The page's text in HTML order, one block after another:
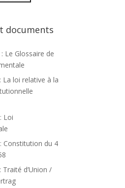
documents
: Le Glossaire de
La loi relative à la
Loi
Constitution du 4
Traité d’Union /